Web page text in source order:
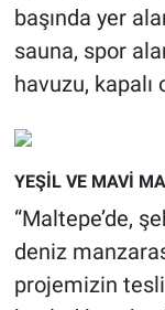
başında yer
sauna, spor
havuzu, kapalı
YEŞİL VE MAVİ
“Maltepe’de,
deniz
projemizin